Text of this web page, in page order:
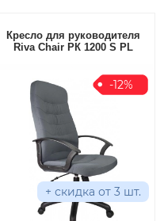
Кресло для руководителя
Riva Chair РК 1200 S PL
-12%
+ скидка от 3 шт.